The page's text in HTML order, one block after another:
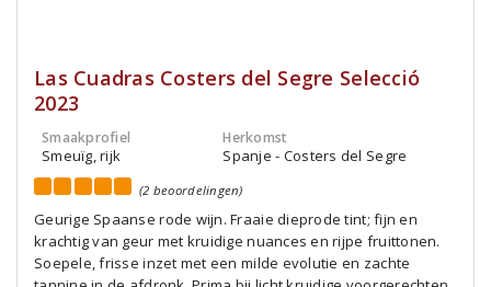
Las Cuadras Costers del Segre Selecció
2023
Smaakprofiel
Smeuïg, rijk
Herkomst
Spanje - Costers del Segre
(2 beoordelingen)
Geurige Spaanse rode wijn. Fraaie dieprode tint; fijn en
krachtig van geur met kruidige nuances en rijpe fruittonen.
Soepele, frisse inzet met een milde evolutie en zachte